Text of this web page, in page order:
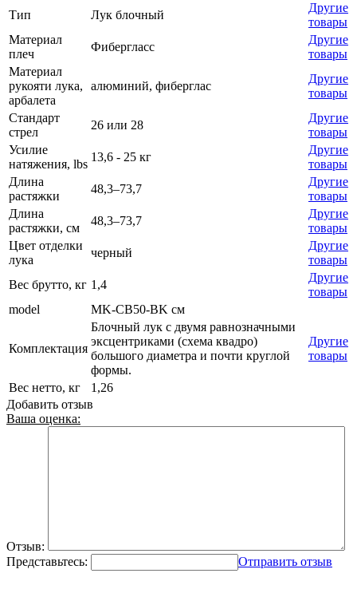
Тип
Лук блочный
Другие
товары
Материал
плеч
Фибергласс
Другие
товары
Материал
рукояти лука,
арбалета
алюминий, фиберглас
Другие
товары
Стандарт
стрел
26 или 28
Другие
товары
Усилие
натяжения, lbs
13,6 - 25 кг
Другие
товары
Длина
растяжки
48,3–73,7
Другие
товары
Длина
растяжки, см
48,3–73,7
Другие
товары
Цвет отделки
лука
черный
Другие
товары
Вес брутто, кг 1,4
Другие
товары
model
MK-CB50-BK см
Комплектация
Блочный лук с двумя равнозначными
эксцентриками (схема квадро)
большого диаметра и почти круглой
формы.
Другие
товары
Вес нетто, кг
1,26
Добавить отзыв
Ваша оценка:
Отзыв:
Представьтесь:
Отправить отзыв